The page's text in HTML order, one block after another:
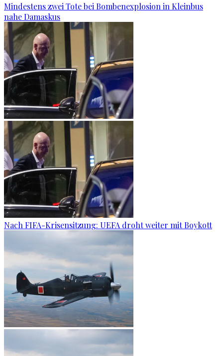
Mindestens zwei Tote bei Bombenexplosion in Kleinbus
nahe Damaskus
Nach FIFA-Krisensitzung: UEFA droht weiter mit Boykott